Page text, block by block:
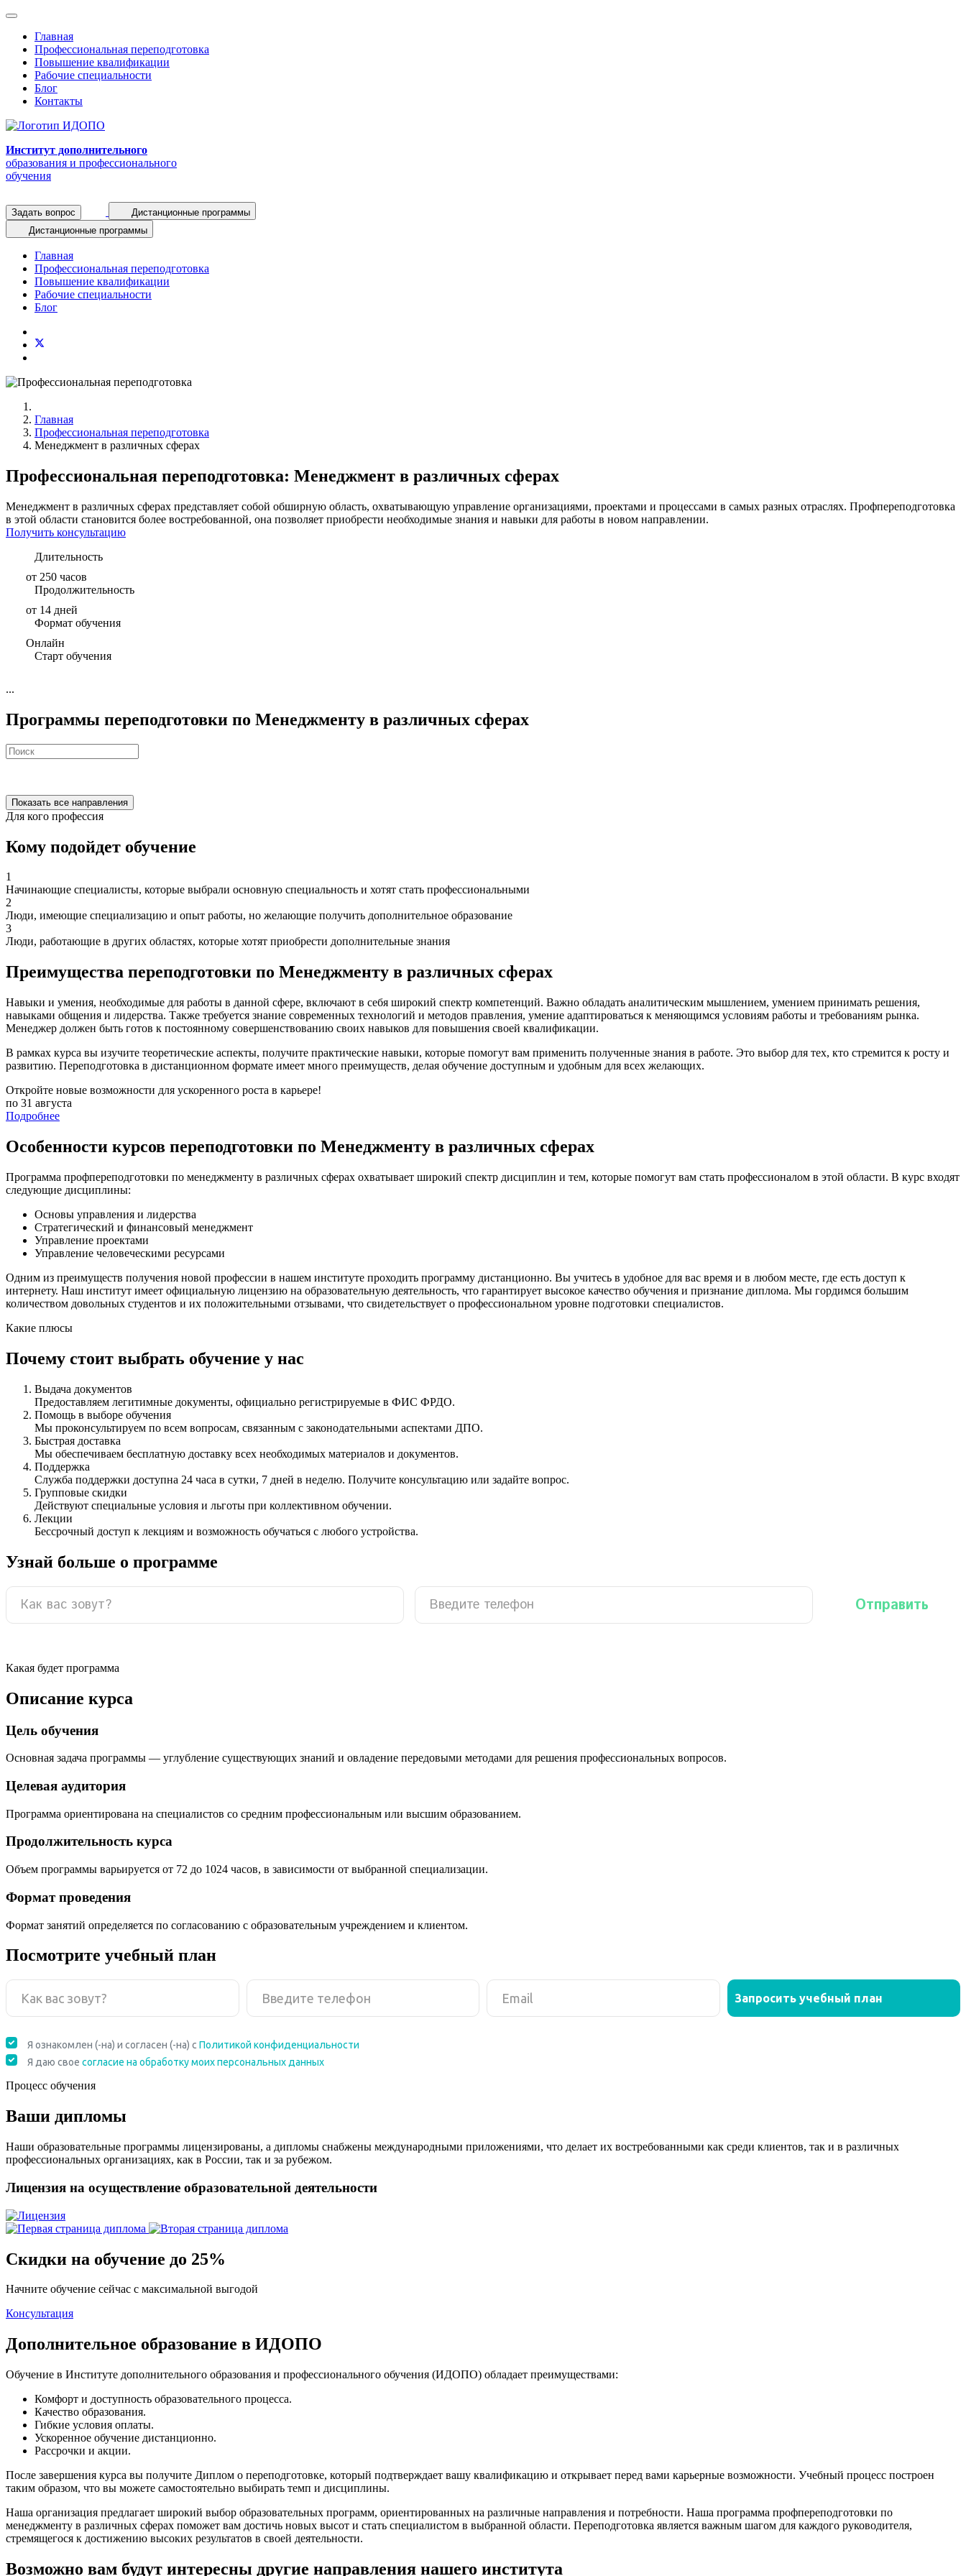
Главная
Профессиональная переподготовка
Повышение квалификации
Рабочие специальности
Блог
Контакты
Институт дополнительного
образования и профессионального
обучения
Задать вопрос
Дистанционные программы
Дистанционные программы
Главная
Профессиональная переподготовка
Повышение квалификации
Рабочие специальности
Блог
Главная
Профессиональная переподготовка
Менеджмент в различных сферах
Профессиональная переподготовка: Менеджмент в различных сферах
Менеджмент в различных сферах представляет собой обширную область, охватывающую управление организациями, проектами и процессами в самых разных отраслях. Профпереподготовка
в этой области становится более востребованной, она позволяет приобрести необходимые знания и навыки для работы в новом направлении.
Получить консультацию
Длительность
от 250 часов
Продолжительность
от 14 дней
Формат обучения
Онлайн
Старт обучения
...
Программы переподготовки по Менеджменту в различных сферах
Показать все направления
Для кого профессия
Кому подойдет обучение
1
Начинающие специалисты, которые выбрали основную специальность и хотят стать профессиональными
2
Люди, имеющие специализацию и опыт работы, но желающие получить дополнительное образование
3
Люди, работающие в других областях, которые хотят приобрести дополнительные знания
Преимущества переподготовки по Менеджменту в различных сферах
Навыки и умения, необходимые для работы в данной сфере, включают в себя широкий спектр компетенций. Важно обладать аналитическим мышлением, умением принимать решения,
навыками общения и лидерства. Также требуется знание современных технологий и методов правления, умение адаптироваться к меняющимся условиям работы и требованиям рынка.
Менеджер должен быть готов к постоянному совершенствованию своих навыков для повышения своей квалификации.
В рамках курса вы изучите теоретические аспекты, получите практические навыки, которые помогут вам применить полученные знания в работе. Это выбор для тех, кто стремится к росту и
развитию. Переподготовка в дистанционном формате имеет много преимуществ, делая обучение доступным и удобным для всех желающих.
Откройте новые возможности для ускоренного роста в карьере!
по 31 августа
Подробнее
Особенности курсов переподготовки по Менеджменту в различных сферах
Программа профпереподготовки по менеджменту в различных сферах охватывает широкий спектр дисциплин и тем, которые помогут вам стать профессионалом в этой области. В курс входят
следующие дисциплины:
Основы управления и лидерства
Стратегический и финансовый менеджмент
Управление проектами
Управление человеческими ресурсами
Одним из преимуществ получения новой профессии в нашем институте проходить программу дистанционно. Вы учитесь в удобное для вас время и в любом месте, где есть доступ к
интернету. Наш институт имеет официальную лицензию на образовательную деятельность, что гарантирует высокое качество обучения и признание диплома. Мы гордимся большим
количеством довольных студентов и их положительными отзывами, что свидетельствует о профессиональном уровне подготовки специалистов.
Какие плюсы
Почему стоит выбрать обучение у нас
Выдача документов
Предоставляем легитимные документы, официально регистрируемые в ФИС ФРДО.
Помощь в выборе обучения
Мы проконсультируем по всем вопросам, связанным с законодательными аспектами ДПО.
Быстрая доставка
Мы обеспечиваем бесплатную доставку всех необходимых материалов и документов.
Поддержка
Служба поддержки доступна 24 часа в сутки, 7 дней в неделю. Получите консультацию или задайте вопрос.
Групповые скидки
Действуют специальные условия и льготы при коллективном обучении.
Лекции
Бессрочный доступ к лекциям и возможность обучаться с любого устройства.
Узнай больше о программе
Какая будет программа
Описание курса
Цель обучения
Основная задача программы — углубление существующих знаний и овладение передовыми методами для решения профессиональных вопросов.
Целевая аудитория
Программа ориентирована на специалистов со средним профессиональным или высшим образованием.
Продолжительность курса
Объем программы варьируется от 72 до 1024 часов, в зависимости от выбранной специализации.
Формат проведения
Формат занятий определяется по согласованию с образовательным учреждением и клиентом.
Посмотрите учебный план
Процесс обучения
Ваши дипломы
Наши образовательные программы лицензированы, а дипломы снабжены международными приложениями, что делает их востребованными как среди клиентов, так и в различных
профессиональных организациях, как в России, так и за рубежом.
Лицензия на осуществление образовательной деятельности
Скидки на обучение до 25%
Начните обучение сейчас с максимальной выгодой
Консультация
Дополнительное образование в ИДОПО
Обучение в Институте дополнительного образования и профессионального обучения (ИДОПО) обладает преимуществами:
Комфорт и доступность образовательного процесса.
Качество образования.
Гибкие условия оплаты.
Ускоренное обучение дистанционно.
Рассрочки и акции.
После завершения курса вы получите Диплом о переподготовке, который подтверждает вашу квалификацию и открывает перед вами карьерные возможности. Учебный процесс построен
таким образом, что вы можете самостоятельно выбирать темп и дисциплины.
Наша организация предлагает широкий выбор образовательных программ, ориентированных на различные направления и потребности. Наша программа профпереподготовки по
менеджменту в различных сферах поможет вам достичь новых высот и стать специалистом в выбранной области. Переподготовка является важным шагом для каждого руководителя,
стремящегося к достижению высоких результатов в своей деятельности.
Возможно вам будут интересны другие направления нашего института